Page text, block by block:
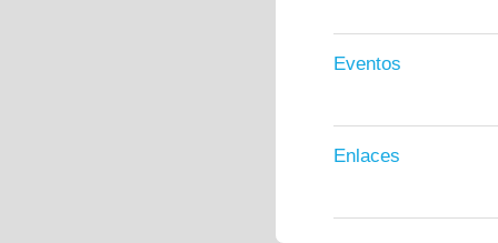
Eventos
Enlaces